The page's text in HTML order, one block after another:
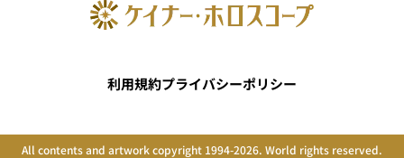
利用規約プライバシーポリシー
All contents and artwork copyright 1994-2026. World rights reserved.